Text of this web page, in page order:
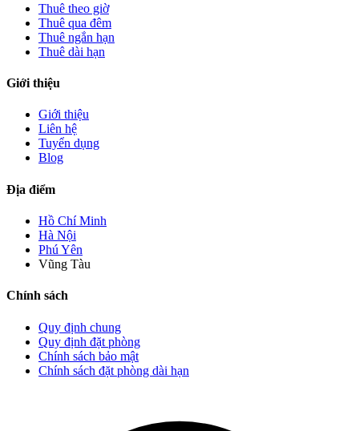
Thuê theo giờ
Thuê qua đêm
Thuê ngắn hạn
Thuê dài hạn
Giới thiệu
Giới thiệu
Liên hệ
Tuyển dụng
Blog
Địa điểm
Hồ Chí Minh
Hà Nội
Phú Yên
Vũng Tàu
Chính sách
Quy định chung
Quy định đặt phòng
Chính sách bảo mật
Chính sách đặt phòng dài hạn